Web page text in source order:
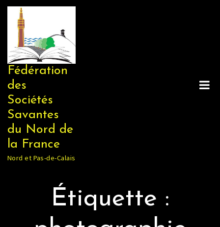
Skip
content
Fédération
des
Sociétés
Savantes
du Nord de
la France
Nord et Pas-de-Calais
Étiquette :